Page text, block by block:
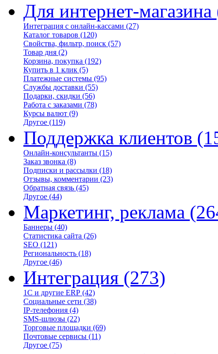
Для интернет-магазина
Интеграция с онлайн-кассами (27)
Каталог товаров (120)
Свойства, фильтр, поиск (57)
Товар дня (2)
Корзина, покупка (192)
Купить в 1 клик (5)
Платежные системы (95)
Службы доставки (55)
Подарки, скидки (56)
Работа с заказами (78)
Курсы валют (9)
Другое (119)
Поддержка клиентов
Онлайн-консультанты (15)
Заказ звонка (8)
Подписки и рассылки (18)
Отзывы, комментарии (23)
Обратная связь (45)
Другое (44)
Маркетинг, реклама
Баннеры (40)
Статистика сайта (26)
SEO (121)
Региональность (18)
Другое (46)
Интеграция (273)
1С и другие ERP (42)
Социальные сети (38)
IP-телефония (4)
SMS-шлюзы (22)
Торговые площадки (69)
Почтовые сервисы (11)
Другое (75)